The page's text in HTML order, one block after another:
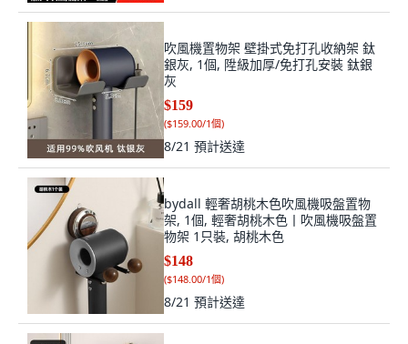
吹風機置物架 壁掛式免打孔收納架 鈦
銀灰, 1個, 陞級加厚/免打孔安裝 鈦銀
灰
$159
($159.00/1個)
8/21 預計送達
bydall 輕奢胡桃木色吹風機吸盤置物
架, 1個, 輕奢胡桃木色丨吹風機吸盤置
物架 1只裝, 胡桃木色
$148
($148.00/1個)
8/21 預計送達